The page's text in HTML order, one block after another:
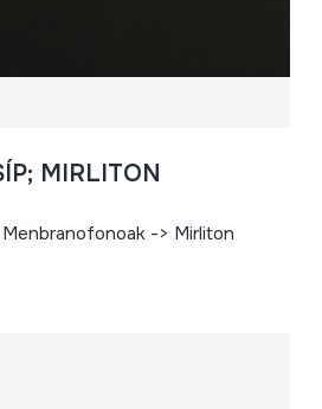
MIRLITON
Menbranofonoak -> Mirliton